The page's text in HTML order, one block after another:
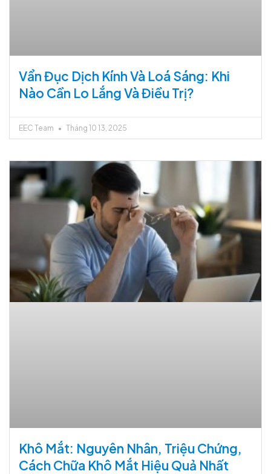
Vẩn Đục Dịch Kính Và Loá Sáng: Khi
Nào Cần Lo Lắng Và Điều Trị?
EEC Team Tháng 10 13, 2025
Khô Mắt: Nguyên Nhân, Triệu Chứng,
Cách Chữa Khô Mắt Hiệu Quả Nhất